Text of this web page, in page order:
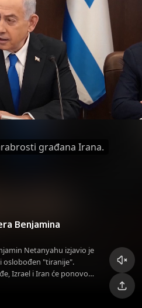
građana Irana.
Benjamina
Netanyahu izjavio je
oslobođen "tiranije".
Izrael i Iran će ponovo